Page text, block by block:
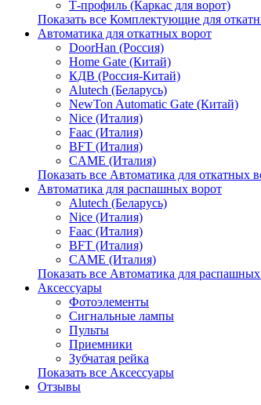
Т-профиль (Каркас для ворот)
Показать все Комплектующие для
Автоматика для откатных ворот
DoorHan (Россия)
Home Gate (Китай)
КДВ (Россия-Китай)
Alutech (Беларусь)
NewTon Automatic Gate (Китай)
Nice (Италия)
Faac (Италия)
BFT (Италия)
CAME (Италия)
Показать все Автоматика для откатных
Автоматика для распашных ворот
Alutech (Беларусь)
Nice (Италия)
Faac (Италия)
BFT (Италия)
CAME (Италия)
Показать все Автоматика для
Аксессуары
Фотоэлементы
Сигнальные лампы
Пульты
Приемники
Зубчатая рейка
Показать все Аксессуары
Отзывы